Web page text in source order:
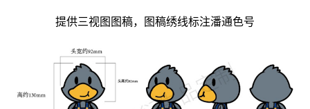
提供三视图图稿，图稿绣线标注潘通色号